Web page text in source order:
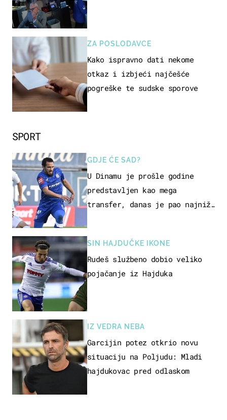
SPORT
GDJE ĆE SAD?
U Dinamu je prošle godine
predstavljen kao mega
transfer, danas je pao najniže
SIN HAJDUČKE IKONE
Rudeš službeno dobio veliko
pojačanje iz Hajduka
IZ VEDRA NEBA
Garcijin potez otkrio novu
situaciju na Poljudu: Mladi
hajdukovac pred odlaskom
ZA POSLODAVCE
Kako ispravno dati nekome
otkaz i izbjeći najčešće
pogreške te sudske sporove